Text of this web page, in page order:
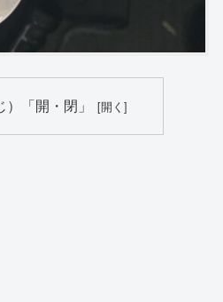
「開・閉」